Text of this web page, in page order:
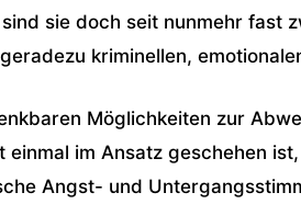
sie doch seit nunmehr fast
kriminellen,
Möglichkeiten zur
einmal im Ansatz geschehen
Angst- und